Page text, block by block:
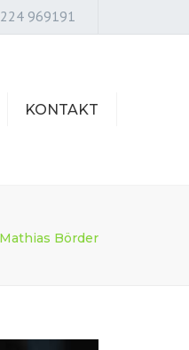
969191
KONTAKT
Mathias Börder